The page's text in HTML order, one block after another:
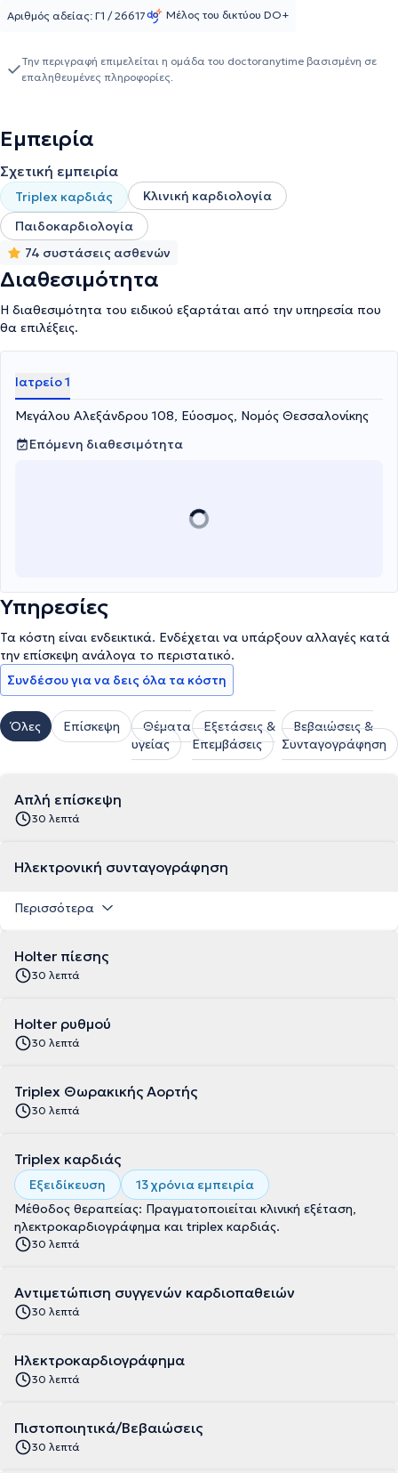
Νοσοκομείου "Παπαγεωργίου" στη Θεσσαλονίκη. Εκεί
Παιδοκαρδιολογία στο Πανεπιστημιακό Νοσοκομείο ΑΧΕΠΑ και
τέλος συμμετείχε στο τμήμα Παιδοκαρδιολογίας του τμήματος
ιατρείο, αποτελεί και Επιστημονικός Συνεργάτης της
Καρδιολογικής Κλινικής του Γενικού Νοσοκομείου Θεσσαλονίκης
"Παπαγεωργίου". Τέλος, παρακολουθώντας πλήθος συνεδρίων
και σεμιναρίων σχετικά με την Καρδιολογία στην Ελλάδα και το
εξωτερικό (συμπεριλαμβανομένου του Cambridge University, NHS
Foundation Trust), παραμένει συνεχώς ενήμερος για τις νέες
τάσεις και εξελίξεις στον κλάδο του.
Αριθμός αδείας: Γ1 / 26617 Μέλος του δικτύου DO+
Την περιγραφή επιμελείται η ομάδα του doctoranytime βασισμένη σε
επαληθευμένες πληροφορίες.
Εμπειρία
Σχετική εμπειρία
Triplex καρδιάς
Κλινική καρδιολογία
Παιδοκαρδιολογία
74 συστάσεις ασθενών
Διαθεσιμότητα
Η διαθεσιμότητα του ειδικού εξαρτάται από την υπηρεσία που
θα επιλέξεις.
Ιατρείο 1
Μεγάλου Αλεξάνδρου 108, Εύοσμος, Νομός Θεσσαλονίκης
Επόμενη διαθεσιμότητα
Υπηρεσίες
Τα κόστη είναι ενδεικτικά. Ενδέχεται να υπάρξουν αλλαγές κατά
την επίσκεψη ανάλογα το περιστατικό.
Συνδέσου για να δεις όλα τα κόστη
Όλες Επίσκεψη
Θέματα
υγείας
Εξετάσεις &
Επεμβάσεις
Βεβαιώσεις &
Συνταγογράφηση
Απλή επίσκεψη
30 λεπτά
Ηλεκτρονική συνταγογράφηση
Περισσότερα
Holter πίεσης
30 λεπτά
Holter ρυθμού
30 λεπτά
Triplex Θωρακικής Αορτής
30 λεπτά
Triplex καρδιάς
Εξειδίκευση
13 χρόνια εμπειρία
Μέθοδος θεραπείας: Πραγματοποιείται κλινική εξέταση,
ηλεκτροκαρδιογράφημα και triplex καρδιάς.
30 λεπτά
Αντιμετώπιση συγγενών καρδιοπαθειών
30 λεπτά
Ηλεκτροκαρδιογράφημα
30 λεπτά
Πιστοποιητικά/Βεβαιώσεις
30 λεπτά